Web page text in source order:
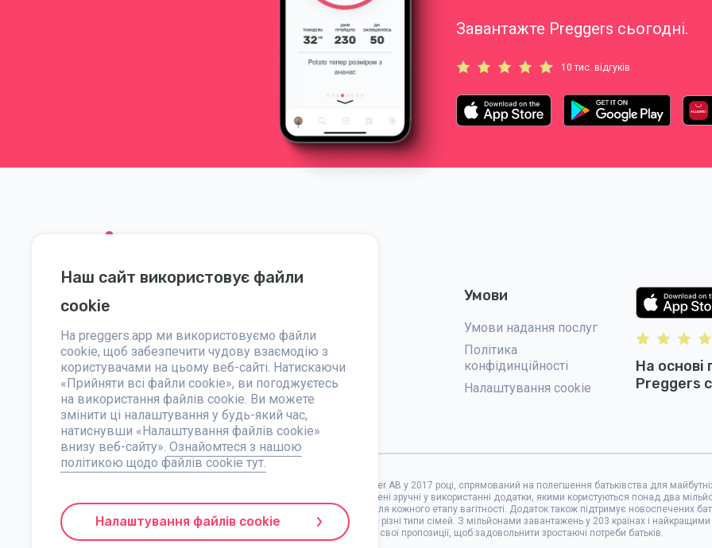
Завантажте Preggers сьогодні.
10 тис. відгуків
Соціальні мережі
Facebook
Контакти
Про нас
Преса
Умови
Умови надання послуг
Політика
конфідинційності
Налаштування cookie
На основі
Preggers
Preggers — це додаток, створений шведською компанією Stroller AB у 2017 році, спрямований на полегшення батьківства для
різноманітній команді та співпраці з експертами, були розроблені зручні у використанні додатки, якими користуються понад два
надаючи персоналізовані оновлення, поради та інструменти для кожного етапу вагітності. Додаток також підтримує новоспечених
новонародженими. Завдяки інклюзивності Preggers підтримує різні типи сімей. З мільйонами завантажень у 203 країнах і
ресурсом. Компанія Stroller AB прагне до інновацій і розширює свої пропозиції, щоб задовольнити зростаючі потреби батьків.
Наш сайт використовує файли
cookie
На preggers.app ми використовуємо файли
cookie, щоб забезпечити чудову взаємодію з
користувачами на цьому веб-сайті. Натискаючи
«Прийняти всі файли cookie», ви погоджуєтесь
на використання файлів cookie. Ви можете
змінити ці налаштування у будь-який час,
натиснувши «Налаштування файлів cookie»
внизу веб-сайту». Ознайомтеся з нашою
політикою щодо файлів cookie тут.
Налаштування файлів cookie